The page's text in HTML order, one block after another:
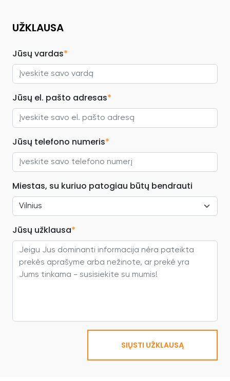
UŽKLAUSA
Jūsų vardas*
Jūsų el. pašto adresas*
Jūsų telefono numeris*
Miestas, su kuriuo patogiau būtų bendrauti
Jūsų užklausa*
SIŲSTI UŽKLAUSĄ